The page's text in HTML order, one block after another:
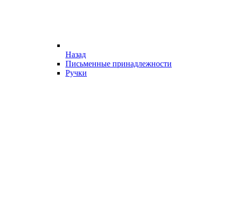
Назад
Письменные принадлежности
Ручки